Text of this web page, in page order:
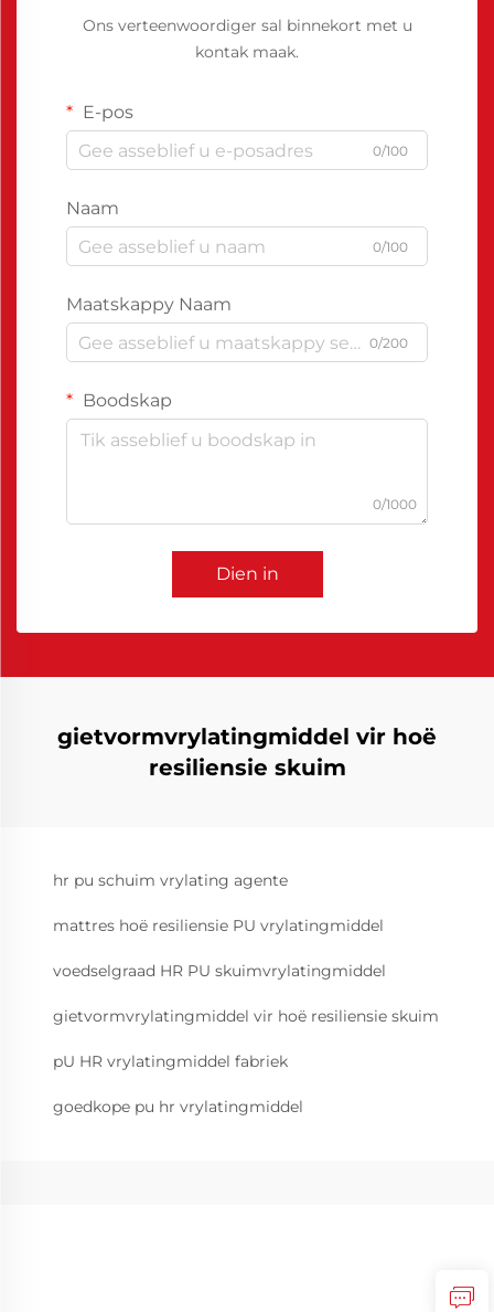
Ons verteenwoordiger sal binnekort met u
kontak maak.
E-pos
0/100
Naam
0/100
Maatskappy Naam
0/200
Boodskap
0/1000
Dien in
gietvormvrylatingmiddel vir hoë
resiliensie skuim
hr pu schuim vrylating agente
mattres hoë resiliensie PU vrylatingmiddel
voedselgraad HR PU skuimvrylatingmiddel
gietvormvrylatingmiddel vir hoë resiliensie skuim
pU HR vrylatingmiddel fabriek
goedkope pu hr vrylatingmiddel